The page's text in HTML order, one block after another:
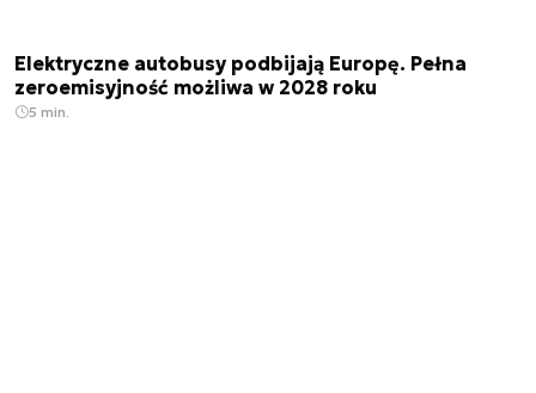
Elektryczne autobusy podbijają Europę. Pełna
zeroemisyjność możliwa w 2028 roku
5 min.